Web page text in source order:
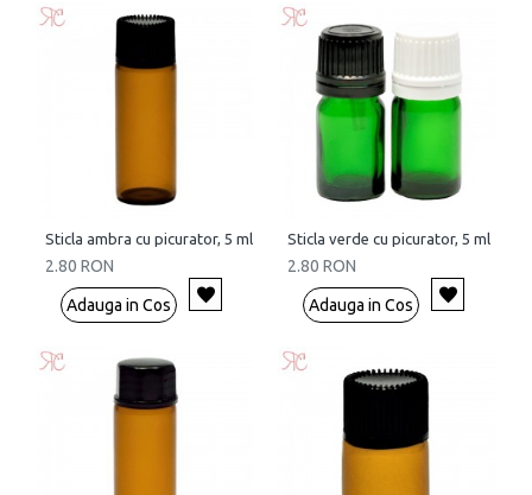
Sticla ambra cu picurator, 5 ml
2.80 RON
Adauga in Cos
Sticla verde cu picurator, 5 ml
2.80 RON
Adauga in Cos